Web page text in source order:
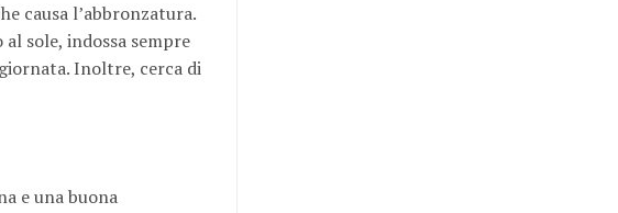
causa l’abbronzatura.
sole, indossa sempre
Inoltre, cerca di
e una buona